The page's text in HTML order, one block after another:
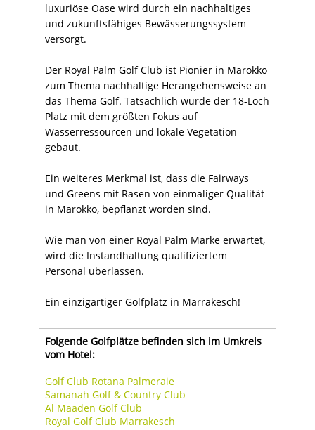
luxuriöse Oase wird durch ein nachhaltiges
und zukunftsfähiges Bewässerungssystem
versorgt.
Der Royal Palm Golf Club ist Pionier in Marokko
zum Thema nachhaltige Herangehensweise an
das Thema Golf. Tatsächlich wurde der 18-Loch
Platz mit dem größten Fokus auf
Wasserressourcen und lokale Vegetation
gebaut.
Ein weiteres Merkmal ist, dass die Fairways
und Greens mit Rasen von einmaliger Qualität
in Marokko, bepflanzt worden sind.
Wie man von einer Royal Palm Marke erwartet,
wird die Instandhaltung qualifiziertem
Personal überlassen.
Ein einzigartiger Golfplatz in Marrakesch!
Folgende Golfplätze befinden sich im Umkreis
vom Hotel:
Golf Club Rotana Palmeraie
Samanah Golf & Country Club
Al Maaden Golf Club
Royal Golf Club Marrakesch